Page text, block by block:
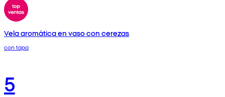
Vela aromática en vaso con cerezas
con tapa
5